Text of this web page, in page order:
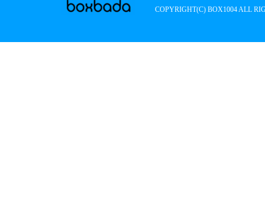
COPYRIGHT(C) BOX1004 ALL